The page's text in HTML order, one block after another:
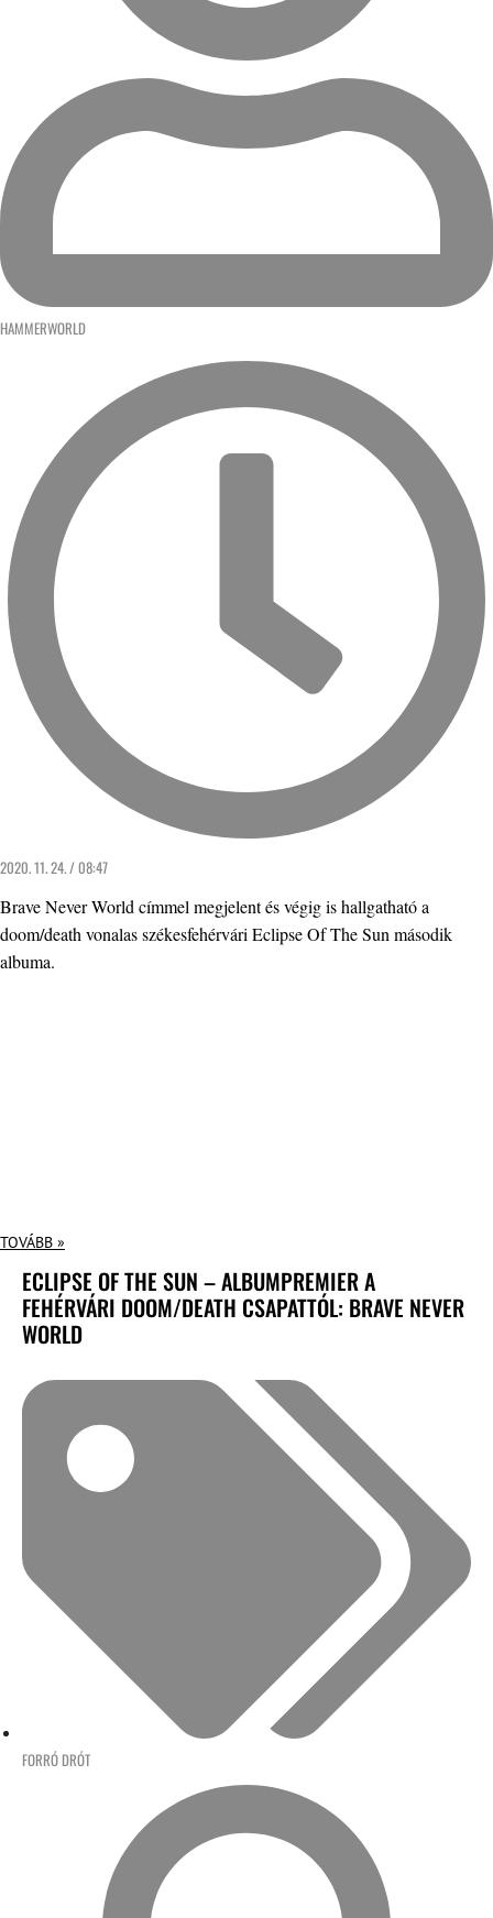
HAMMERWORLD
2020. 11. 24. / 08:47
Brave Never World címmel megjelent és végig is hallgatható a
doom/death vonalas székesfehérvári Eclipse Of The Sun második
albuma.
TOVÁBB »
ECLIPSE OF THE SUN – ALBUMPREMIER A
FEHÉRVÁRI DOOM/DEATH CSAPATTÓL: BRAVE NEVER
WORLD
FORRÓ DRÓT